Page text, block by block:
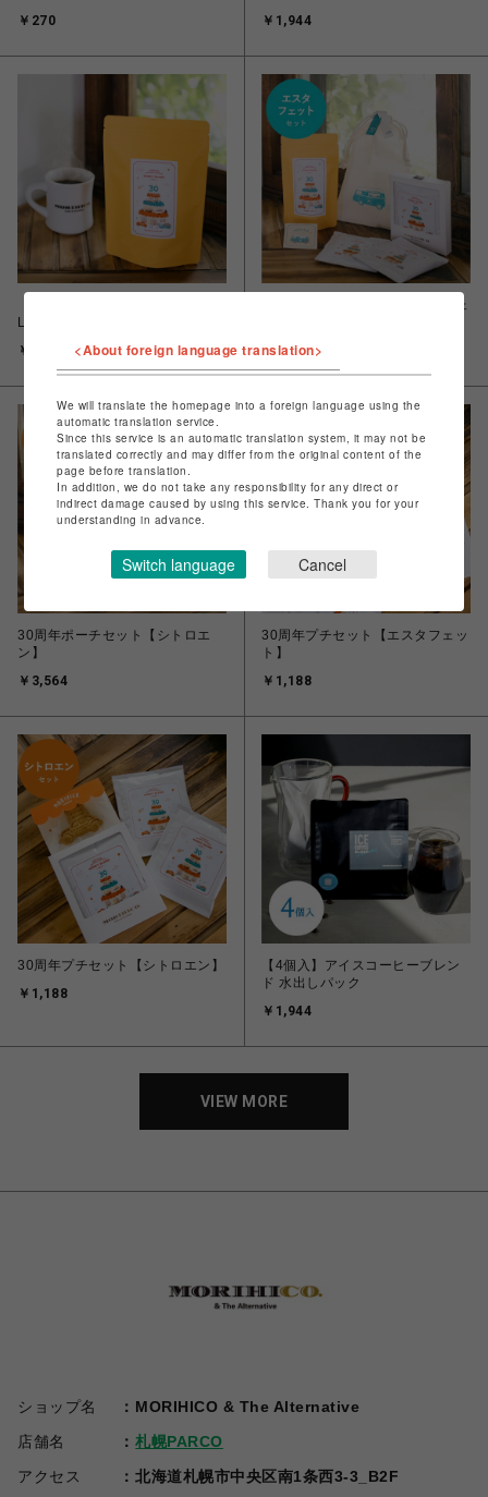
￥270 ￥1,944
LINTONG RESERVE ハニーブレ
￥2,160
30周年ポーチセット【エスタフェ
￥3,564
30周年ポーチセット【シトロエ
ン】
￥3,564
30周年プチセット【エスタフェッ
ト】
￥1,188
30周年プチセット【シトロエン】
￥1,188
【4個入】アイスコーヒーブレン
ド 水出しパック
￥1,944
VIEW MORE
ショップ名
MORIHICO & The Alternative
店舗名
札幌PARCO
アクセス
北海道札幌市中央区南1条西3-3_B2F
<About foreign language translation>
We will translate the homepage into a foreign language using the
automatic translation service.
Since this service is an automatic translation system, it may not be
translated correctly and may differ from the original content of the
page before translation.
In addition, we do not take any responsibility for any direct or
indirect damage caused by using this service. Thank you for your
understanding in advance.
Switch language Cancel